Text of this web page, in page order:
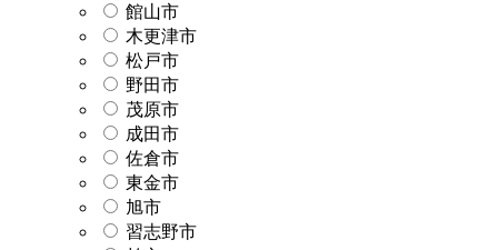
館山市
木更津市
松戸市
野田市
茂原市
成田市
佐倉市
東金市
旭市
習志野市